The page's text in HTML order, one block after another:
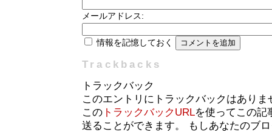
メールアドレス:
情報を記憶しておく
Trackbacks
トラックバック
このエントリにトラックバックはありま
この トラックバックURLを使ってこの記
送ることができます。 もしあなたのブ